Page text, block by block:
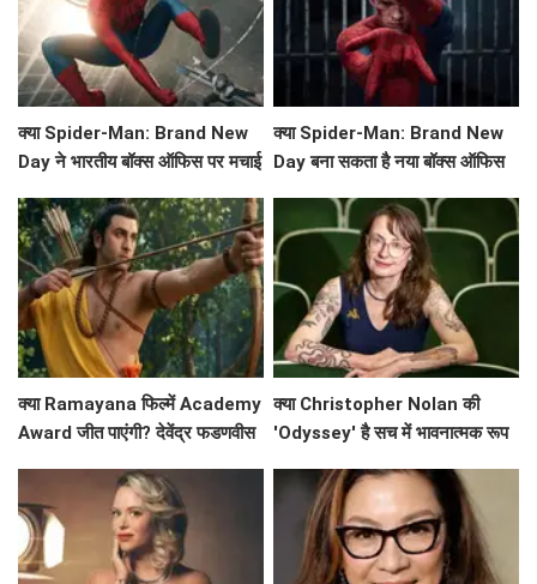
क्या Spider-Man: Brand New
Day ने भारतीय बॉक्स ऑफिस पर मचाई
क्या Spider-Man: Brand New
Day बना सकता है नया बॉक्स ऑफिस
क्या Ramayana फिल्में Academy
Award जीत पाएंगी? देवेंद्र फडणवीस
क्या Christopher Nolan की
'Odyssey' है सच में भावनात्मक रूप
समीक्षा